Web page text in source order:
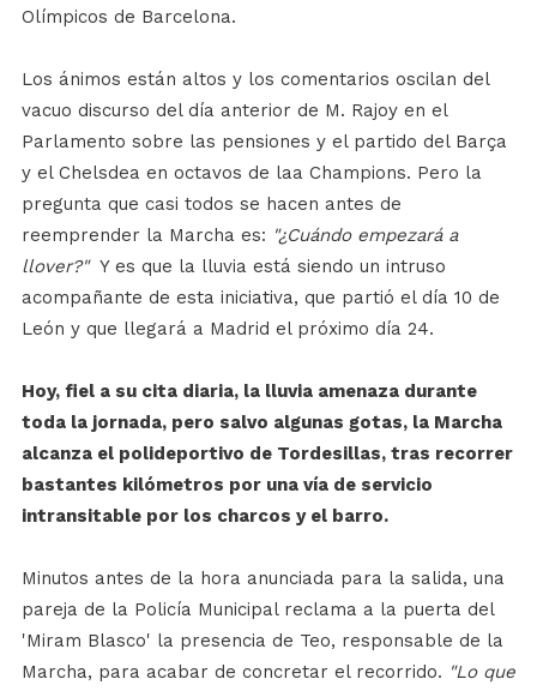
Olímpicos de Barcelona.
Los ánimos están altos y los comentarios oscilan del
vacuo discurso del día anterior de M. Rajoy en el
Parlamento sobre las pensiones y el partido del Barça
y el Chelsdea en octavos de laa Champions. Pero la
pregunta que casi todos se hacen antes de
reemprender la Marcha es: "¿Cuándo empezará a
llover?" Y es que la lluvia está siendo un intruso
acompañante de esta iniciativa, que partió el día 10 de
León y que llegará a Madrid el próximo día 24.
Hoy, fiel a su cita diaria, la lluvia amenaza durante
toda la jornada, pero salvo algunas gotas, la Marcha
alcanza el polideportivo de Tordesillas, tras recorrer
bastantes kilómetros por una vía de servicio
intransitable por los charcos y el barro.
Minutos antes de la hora anunciada para la salida, una
pareja de la Policía Municipal reclama a la puerta del
'Miram Blasco' la presencia de Teo, responsable de la
Marcha, para acabar de concretar el recorrido. "Lo que